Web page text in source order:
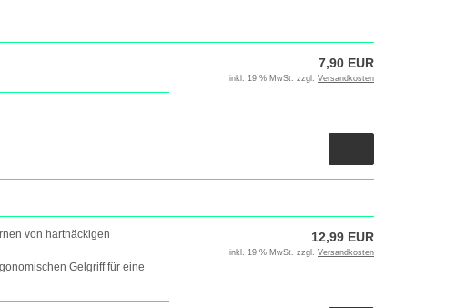
7,90 EUR
inkl. 19 % MwSt. zzgl. Versandkosten
von hartnäckigen
Gelgriff für eine
12,99 EUR
inkl. 19 % MwSt. zzgl. Versandkosten